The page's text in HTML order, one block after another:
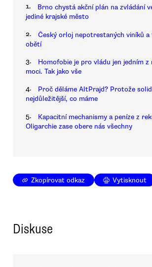
1.
Brno chystá akční plán na zvládání
jediné krajské město
2.
Český orloj nepotrestaných viníků
obětí
3.
Homofobie je pro vládu jen jedním z
moci. Tak jako vše
4.
Proč děláme AltPrajd? Protože
nejdůležitější, co máme
5.
Kapacitní mechanismy a peníze z
Oligarchie zase obere nás všechny
Zkopírovat odkaz Vytisknout
Diskuse